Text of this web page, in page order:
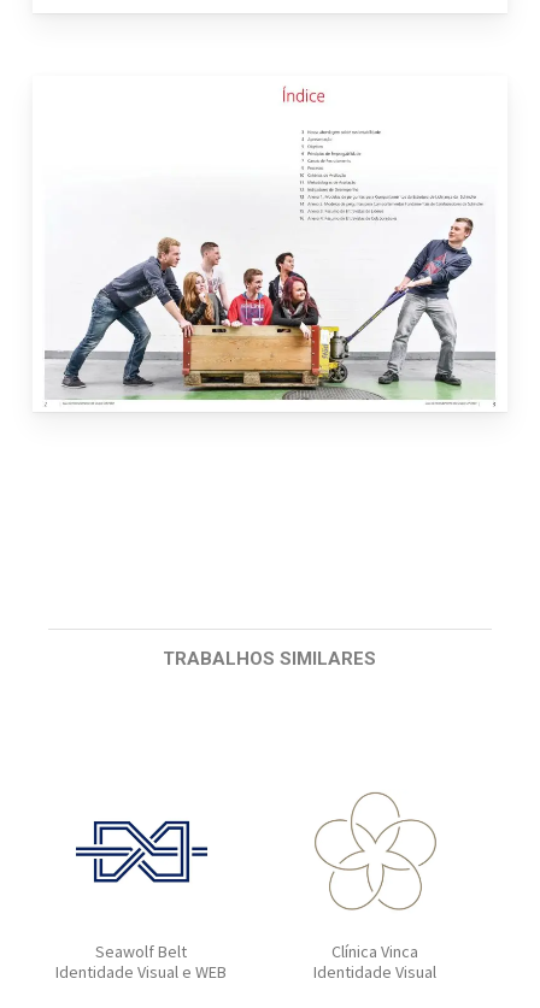
TRABALHOS SIMILARES
Seawolf Belt
Identidade Visual e WEB
Clínica Vinca
Identidade Visual